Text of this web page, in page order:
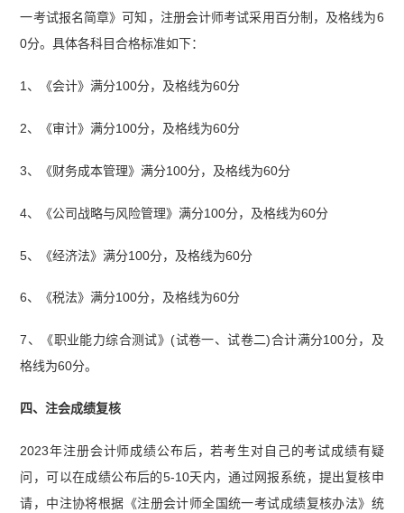
一考试报名简章》可知，注册会计师考试采用百分制，及格线为6
0分。具体各科目合格标准如下：
1、《会计》满分100分，及格线为60分
2、《审计》满分100分，及格线为60分
3、《财务成本管理》满分100分，及格线为60分
4、《公司战略与风险管理》满分100分，及格线为60分
5、《经济法》满分100分，及格线为60分
6、《税法》满分100分，及格线为60分
7、《职业能力综合测试》(试卷一、试卷二)合计满分100分，及
格线为60分。
四、注会成绩复核
2023年注册会计师成绩公布后，若考生对自己的考试成绩有疑
问，可以在成绩公布后的5-10天内，通过网报系统，提出复核申
请，中注协将根据《注册会计师全国统一考试成绩复核办法》统